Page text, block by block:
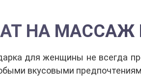
НА
для женщины не всегда
вкусовыми